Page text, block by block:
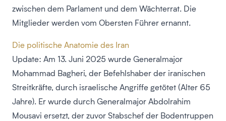
zwischen dem Parlament und dem Wächterrat. Die
Mitglieder werden vom Obersten Führer ernannt.
Die politische Anatomie des Iran
Update: Am 13. Juni 2025 wurde Generalmajor
Mohammad Bagheri, der Befehlshaber der iranischen
Streitkräfte, durch israelische Angriffe getötet (Alter 65
Jahre). Er wurde durch Generalmajor Abdolrahim
Mousavi ersetzt, der zuvor Stabschef der Bodentruppen